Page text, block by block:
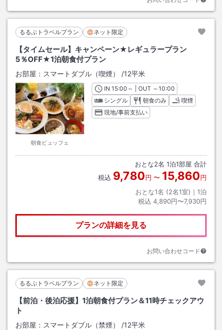
るるぶトラベルプラン ネット限定
【タイムセール】キャンペーン★レギュラープラン
5％OFF★1泊朝食付プラン
お部屋： スマートダブル（喫煙） /12平米
朝食ビュッフェ
INチェックイン
15:00 ～ | OUT チェックアウト
～10:00
シングル
朝食のみ
喫煙
現地/事前支払い
おとな2名 1泊1部屋 合計
税込 9,780円 〜 15,860円
おとな1名 (2名1室)｜ 1泊
税込 4,890円〜7,930円
プランの詳細を見る
お問い合わせコード
るるぶトラベルプラン ネット限定
【前泊・後泊応援】1泊朝食付プラン＆11時チェックアウ
ト
お部屋： スマートダブル（禁煙） /12平米